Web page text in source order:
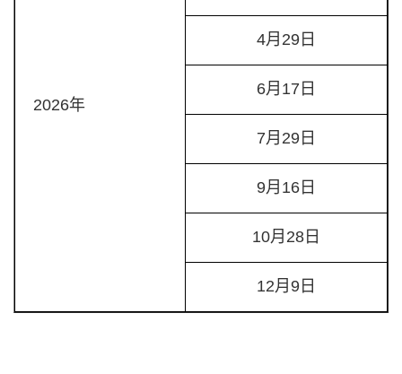
2026年
4月29日
6月17日
7月29日
9月16日
10月28日
12月9日